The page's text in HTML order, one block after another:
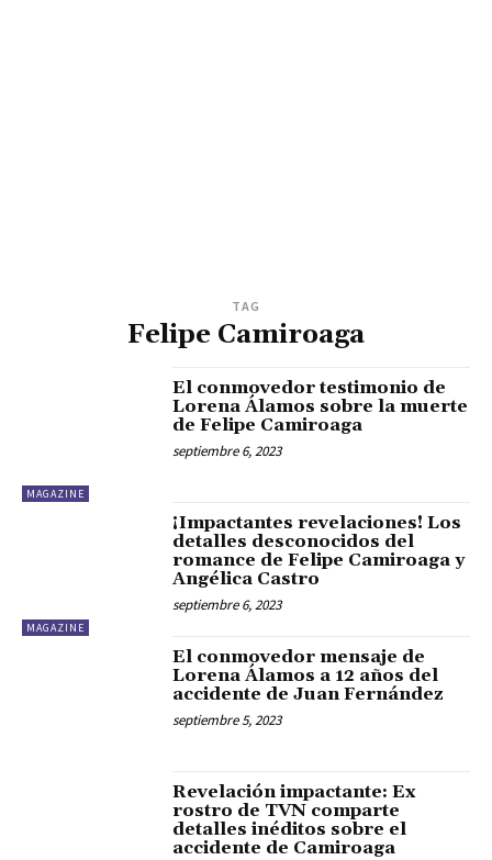
TAG
Felipe Camiroaga
MAGAZINE
El conmovedor testimonio de
Lorena Álamos sobre la muerte
de Felipe Camiroaga
septiembre 6, 2023
MAGAZINE
¡Impactantes revelaciones! Los
detalles desconocidos del
romance de Felipe Camiroaga y
Angélica Castro
septiembre 6, 2023
El conmovedor mensaje de
Lorena Álamos a 12 años del
accidente de Juan Fernández
septiembre 5, 2023
Revelación impactante: Ex
rostro de TVN comparte
detalles inéditos sobre el
accidente de Camiroaga